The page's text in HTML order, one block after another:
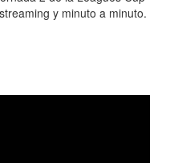
y minuto a minuto.